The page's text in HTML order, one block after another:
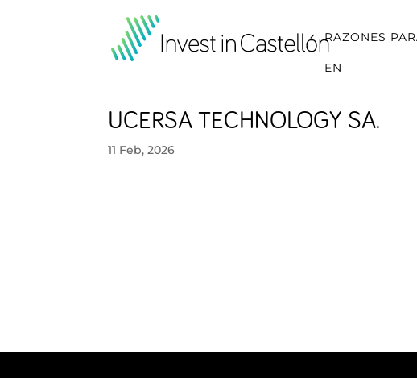
RAZONES
EN
UCERSA TECHNOLOGY SA.
11 Feb, 2026